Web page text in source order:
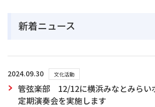
新着ニュース
2024.09.30 文化活動
管弦楽部 12/12に横浜みなとみらい
定期演奏会を実施します